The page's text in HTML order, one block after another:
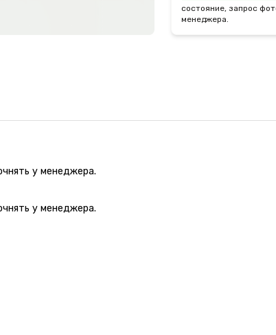
состояние, запрос
менеджера.
у менеджера.
у менеджера.